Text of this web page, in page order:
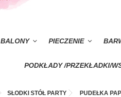
BALONY PIECZENIE
PODKŁADY /PRZEKŁADKI/
SŁODKI STÓŁ PARTY PUDEŁKA